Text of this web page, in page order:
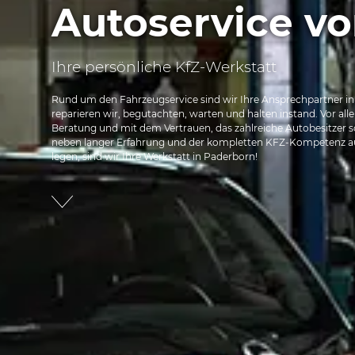
Autoservice
Ihre persönliche KfZ-Werkstatt
Rund um den Fahrzeugservice sind wir Ihre Ansprechpartner
reparieren wir, begutachten, warten und halten instand. Vor
Beratung und mit dem Vertrauen, das zahlreiche Autobesitzer
neben langer Erfahrung und der kompletten KFZ-Kompetenz
legen, sind wir Ihre Werkstatt in Paderborn!